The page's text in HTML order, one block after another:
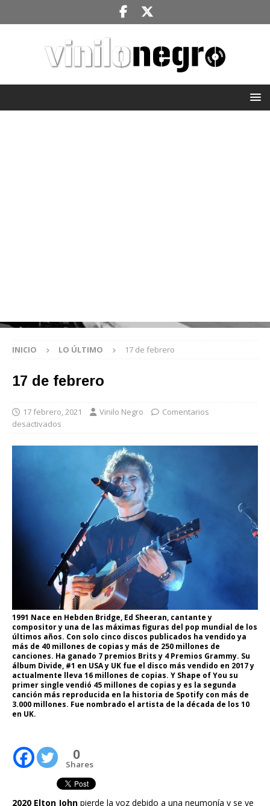
INICIO LO ÚLTIMO 17 de febrero
17 de febrero
17 febrero, 2021 Vinilo Negro
Comentarios
desactivados
1991 Nace en Hebden Bridge, Ed Sheeran, cantante y
compositor y una de las máximas figuras del pop mundial de los
últimos años. Con solo cinco discos publicados ha vendido ya
más de 40 millones de copias y más de 250 millones de
canciones. Ha ganado 7 premios Brits y 4 Premios Grammy. Su
álbum Divide, #1 en USA y UK fue el disco más vendido en 2017 y
actualmente lleva 16 millones de copias. Y Shape of You su
primer single vendió 45 millones de copias y es la segunda
canción más reproducida en la historia de Spotify con más de
3.000 millones. Fue nombrado el artista de la década de los 10
en UK.
0
Shares
2020 Elton John pierde la voz debido a una neumonía y se ve